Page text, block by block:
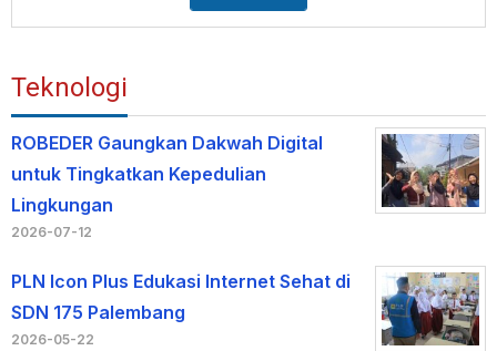
Teknologi
ROBEDER Gaungkan Dakwah Digital
untuk Tingkatkan Kepedulian
Lingkungan
2026-07-12
PLN Icon Plus Edukasi Internet Sehat di
SDN 175 Palembang
2026-05-22